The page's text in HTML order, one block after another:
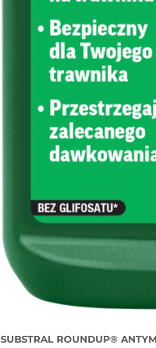
SUBSTRAL ROUNDUP®